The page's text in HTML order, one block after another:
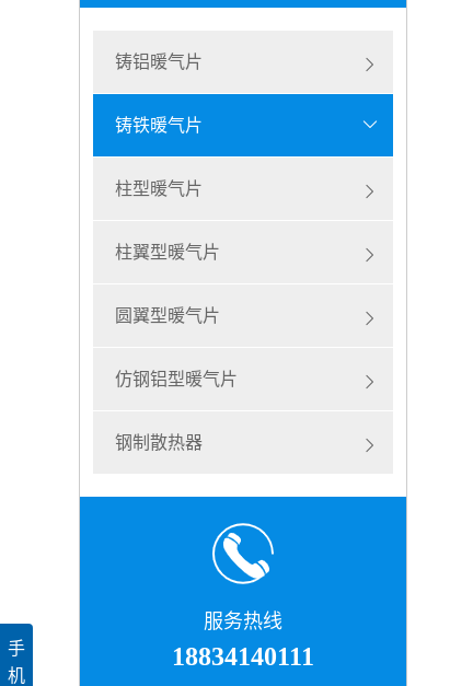
铸铝暖气片
铸铁暖气片
柱型暖气片
柱翼型暖气片
圆翼型暖气片
仿钢铝型暖气片
钢制散热器
服务热线
18834140111
手
机